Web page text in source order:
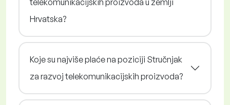
telekomunikacijskih proizvoda u zemlji
Hrvatska?
Koje su najviše plaće na poziciji Stručnjak
za razvoj telekomunikacijskih proizvoda?